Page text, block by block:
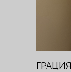
ГРАЦИЯ